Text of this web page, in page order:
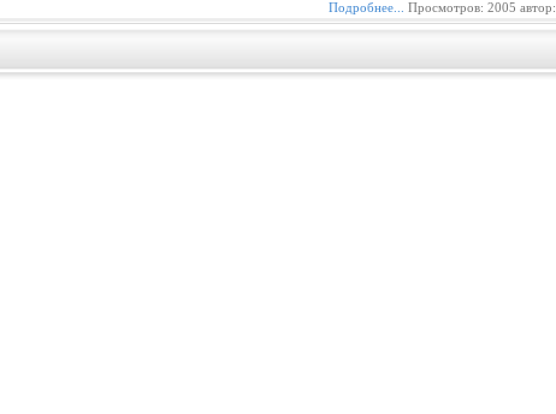
Подробнее... Просмотров: 2005 автор: